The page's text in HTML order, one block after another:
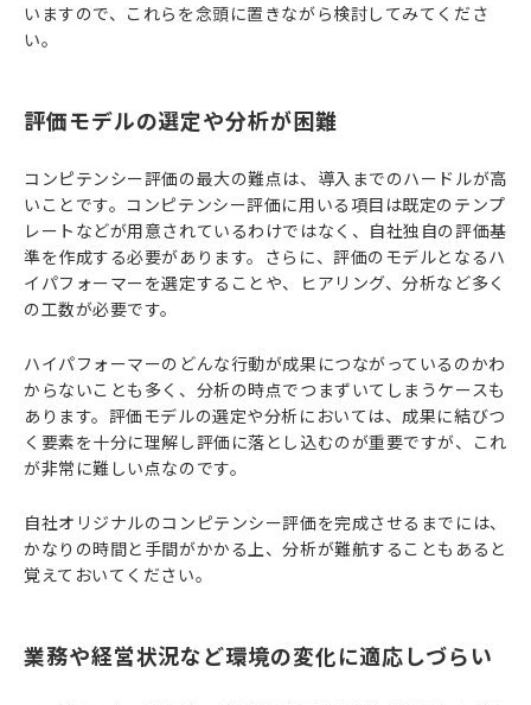
いますので、これらを念頭に置きながら検討してみてくださ
い。
評価モデルの選定や分析が困難
コンピテンシー評価の最大の難点は、導入までのハードルが高
いことです。コンピテンシー評価に用いる項目は既定のテンプ
レートなどが用意されているわけではなく、自社独自の評価基
準を作成する必要があります。さらに、評価のモデルとなるハ
イパフォーマーを選定することや、ヒアリング、分析など多く
の工数が必要です。
ハイパフォーマーのどんな行動が成果につながっているのかわ
からないことも多く、分析の時点でつまずいてしまうケースも
あります。評価モデルの選定や分析においては、成果に結びつ
く要素を十分に理解し評価に落とし込むのが重要ですが、これ
が非常に難しい点なのです。
自社オリジナルのコンピテンシー評価を完成させるまでには、
かなりの時間と手間がかかる上、分析が難航することもあると
覚えておいてください。
業務や経営状況など環境の変化に適応しづらい